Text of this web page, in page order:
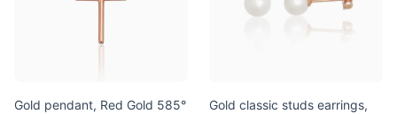
Gold pendant, Red Gold 585°
Gold classic studs earrings,